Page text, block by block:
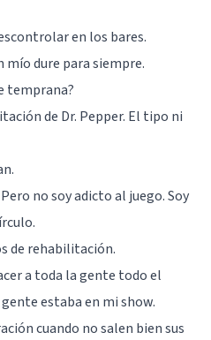
en los bares.
mío dure para siempre.
temprana?
de Dr. Pepper. El tipo ni
no soy adicto al juego. Soy
de rehabilitación.
a toda la gente todo el
estaba en mi show.
cuando no salen bien sus